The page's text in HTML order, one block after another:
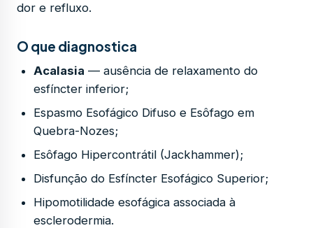
dor e refluxo.
O que diagnostica
Acalasia — ausência de relaxamento do
esfíncter inferior;
Espasmo Esofágico Difuso e Esôfago em
Quebra-Nozes;
Esôfago Hipercontrátil (Jackhammer);
Disfunção do Esfíncter Esofágico Superior;
Hipomotilidade esofágica associada à
esclerodermia.